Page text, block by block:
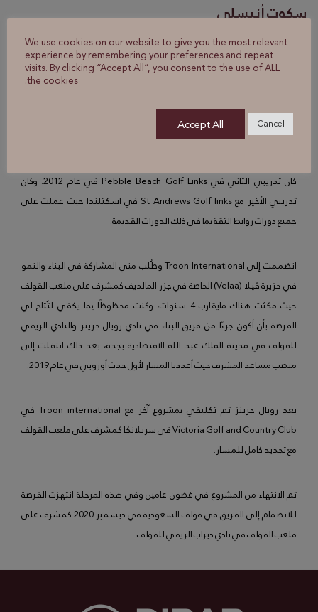
سكوت أنيسلي
مشرف دورة القولف
موطني أستراليا – سيدني كمتدرب في الحفاظ على البيئة في عام 2006.
عند الانتهاء من التدريب المهني سافرت إلى الولايات المتحدة الأمريكية في
كان تدريبي الثاني في Pebble Beach Golf Links في عام 2012. وكان
تدريبي الأخير مع St Andrews Golf links في اسكتلندا حيث عملت على
جميع دورات روابط الثقة بما في ذلك الدورات القديمة.
انضممت إلى Troon International وطُلب مني المشاركة في البناء والنمو
في جزيرة ڤيلا (Velaa) الخاصة في جزر المالديف كمشرف على ملعب القولف
حيث مكثت هناك مايقارب 4 سنوات، وكنت محظوظًا بما يكفي لتُتاح لي
الفرصة بأن أكون جزءًا من فريق البناء في نادي رويال جرينز والنادي الريفي
للقولف في مدينة الملك عبد الله الاقتصادية بجدة، بعد ذلك انتقلت إلى
منصب مساعد المشرف حيث أعددنا المسار لأول حدث أوروبي في عام 2019.
بعد رويال جرينز تم تكليفي بمشروع آخر مع Troon international في
Victoria Golf and Country Club في سريلانكا كمشرف على ملعب القولف
مع تجديد كامل للمسار.
تم الانتهاء من المشروع في غضون عامين وفي هذه المرحلة انتهزت الفرصة
للانضمام إلى الفريق في قولف السعودية في ديسمبر 2020 كمشرف على
ملعب القولف في نادي ديراب الريفي للقولف.
We use cookies on our website to give you the most relevant
experience by remembering your preferences and repeat
visits. By clicking “Accept All”, you consent to the use of ALL
the cookies.
Cancel
Accept All